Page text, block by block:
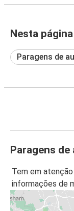
Nesta página
Paragens de
Paragens
Tem em
informações de